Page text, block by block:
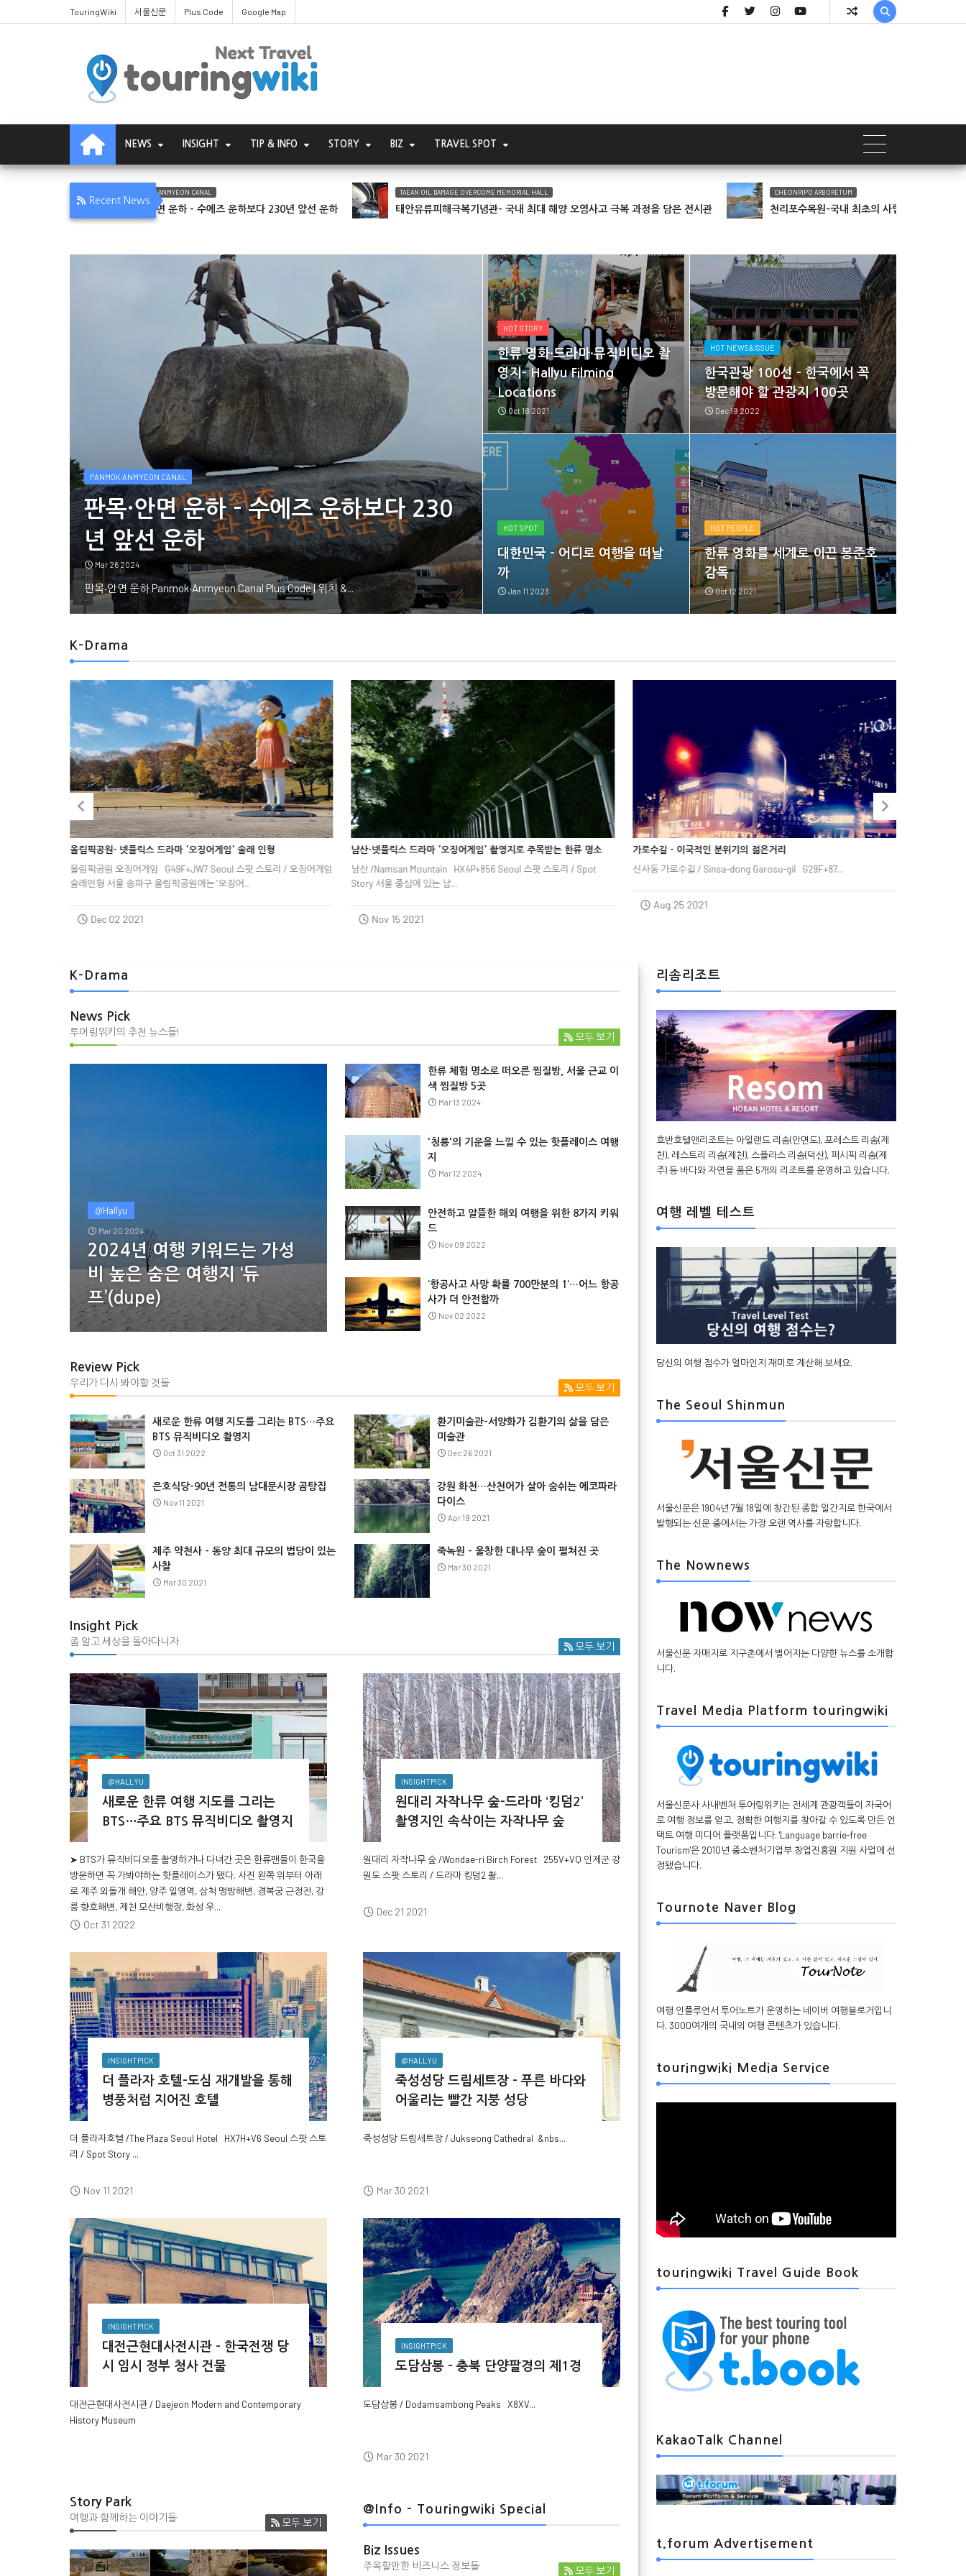
TouringWiki 서울신문 Plus Code Google Map 
NEWS INSIGHT TIP & INFO STORY BIZ TRAVEL SPOT
Recent News
판목·안면 운하 - 수에즈 운하보다 230년 앞선 운하
TAEAN OIL DAMAGE OVERCOME MEMORIAL HALL
태안유류피해극복기념관- 국내 최대 해양 오염사고 극복 과정을 담은 전시관
CHEONRIPO ARBORETUM
천리포수목원-국내 최초의 사립 수목원 2024년 여행 키
PANMOK·ANMYEON CANAL
판목·안면 운하 - 수에즈 운하보다 230
년 앞선 운하
Mar 26 2024
판목·안면 운하 Panmok·Anmyeon Canal Plus Code | 위치 &...
TAEAN OIL DAMAGE OVERCOME MEMORIAL HALL
태안유류피해극복기념관- 국내 최대 해
양 오염사고 극복 과정을 담은 전시관
Mar 26 2024
태안유류피해극복기념관 Taean Oil Damage Overcome Memorial Hall
HOT STORY
한류 영화·드라마·뮤직비디오 촬
영지- Hallyu Filming
Locations
Oct 18 2021
HOT SPOT
대한민국 - 어디로 여행을 떠날
까
Jan 11 2023
HOT NEWS&ISSUE
한국관광 100선 - 한국에서 꼭
방문해야 할 관광지 100곳
Dec 19 2022
HOT PEOPLE
한류 영화를 세계로 이끈 봉준호
감독
Oct 12 2021
K-Drama

 


K-Drama
올림픽공원- 넷플릭스 드라마 '오징어게임' 술래 인형
올림픽공원 오징어게임 G49F+JW7 Seoul스팟 스토리 / 오징어게임
술래인형 서울 송파구 올림픽공원에는 ‘오징어...
Dec 02 2021
 

 
K-Drama
남산-넷플릭스 드라마 '오징어게임' 촬영지로 주목받는 한류 명소
남산 /Namsan Mountain HX4P+856 Seoul스팟 스토리 / Spot
Story 서울 중심에 있는 남...
Nov 15 2021
 


K-Drama
가로수길 - 이국적인 분위기의 젊은거리
신사동 가로수길 / Sinsa-dong Garosu-gil G29F+87...
Aug 25 2021
 
K-Drama
News Pick
투어링위키의 추천 뉴스들! 모두 보기
@Hallyu
Mar 20 2024
2024년 여행 키워드는 가성
비 높은 숨은 여행지 ‘듀
프’(dupe)
한류 체험 명소로 떠오른 찜질방, 서울 근교 이
색 찜질방 5곳
Mar 13 2024
'청룡'의 기운을 느낄 수 있는 핫플레이스 여행
지
Mar 12 2024
안전하고 알뜰한 해외 여행을 위한 8가지 키워
드
Nov 09 2022
‘항공사고 사망 확률 700만분의 1’…어느 항공
사가 더 안전할까
Nov 02 2022
Review Pick
우리가 다시 봐야할 것들 모두 보기
새로운 한류 여행 지도를 그리는 BTS…주요
BTS 뮤직비디오 촬영지
Oct 31 2022
환기미술관-서양화가 김환기의 삶을 담은
미술관
Dec 26 2021
은호식당-90년 전통의 남대문시장 곰탕집
Nov 11 2021
강원 화천…산천어가 살아 숨쉬는 에코파라
다이스
Apr 19 2021
제주 약천사 - 동양 최대 규모의 법당이 있는
사찰
Mar 30 2021
죽녹원 - 울창한 대나무 숲이 펼쳐진 곳
Mar 30 2021
Insight Pick
좀 알고 세상을 돌아다니자 모두 보기
@HALLYU
새로운 한류 여행 지도를 그리는
BTS…주요 BTS 뮤직비디오 촬영지
➤ BTS가 뮤직비디오를 촬영하거나 다녀간 곳은 한류팬들이 한국을
방문하면 꼭 가봐야하는 핫플레이스가 됐다. 사진 왼쪽 위부터 아래
로 제주 외돌개 해안, 양주 일영역, 삼척 맹방해변, 경복궁 근정전, 강
릉 향호해변, 제천 모산비행장, 화성 우...
Oct 31 2022
INSIGHTPICK
원대리 자작나무 숲-드라마 ‘킹덤2’
촬영지인 속삭이는 자작나무 숲
원대리 자작나무 숲 /Wondae-ri Birch Forest
255V+VQ 인제군 강
원도스팟 스토리 / 드라마 킹덤2 촬...
Dec 21 2021
INSIGHTPICK
더 플라자 호텔-도심 재개발을 통해
병풍처럼 지어진 호텔
더 플라자호텔 /The Plaza Seoul Hotel HX7H+V6 Seoul 스팟 스토
리 / Spot Story ...
Nov 11 2021
@HALLYU
죽성성당 드림세트장 - 푸른 바다와
어울리는 빨간 지붕 성당
죽성성당 드림세트장 / Jukseong Cathedral &nbs...
Mar 30 2021
INSIGHTPICK
대전근현대사전시관 - 한국전쟁 당
시 임시 정부 청사 건물
대전근현대사전시관 / Daejeon Modern and Contemporary
History Museum
INSIGHTPICK
도담삼봉 - 충북 단양팔경의 제1경
도담삼봉 / Dodamsambong Peaks X8XV...
Mar 30 2021
Story Park
여행과 함께하는 이야기들 모두 보기
@Info - Touringwiki Special
Biz Issues
주목할만한 비즈니스 정보들 모두 보기
리솜리조트
호반호텔앤리조트는 아일랜드 리솜(안면도), 포레스트 리솜(제
천), 레스트리 리솜(제천), 스플라스 리솜(덕산), 퍼시픽 리솜(제
주) 등 바다와 자연을 품은 5개의 리조트를 운영하고 있습니다.
여행 레벨 테스트
당신의 여행 점수가 얼마인지 재미로 계산해 보세요.
The Seoul Shinmun
서울신문은 1904년 7월 18일에 창간된 종합 일간지로 한국에서
발행되는 신문 중에서는 가장 오랜 역사를 자랑합니다.
The Nownews
서울신문 자매지로 지구촌에서 벌어지는 다양한 뉴스를 소개합
니다.
Travel Media Platform touringwiki
서울신문사 사내벤처 투어링위키는 전세계 관광객들이 자국어
로 여행 정보를 얻고, 정확한 여행지를 찾아갈 수 있도록 만든 언
택트 여행 미디어 플랫폼입니다. 'Language barrie-free
Tourism'은 2010년 중소벤처기업부 창업진흥원 지원 사업에 선
정됐습니다.
Tournote Naver Blog
여행 인플루언서 투어노트가 운영하는 네이버 여행블로거입니
다. 3000여개의 국내외 여행 콘텐츠가 있습니다.
touringwiki Media Service
touringwiki Travel Guide Book
KakaoTalk Channel
t.forum Advertisement